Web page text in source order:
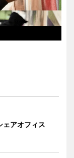
ェアオフィス